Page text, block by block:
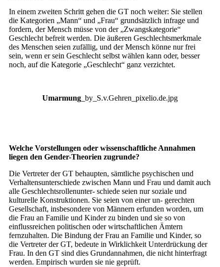
In einem zweiten Schritt gehen die GT noch weiter: Sie stellen
die Kategorien „Mann“ und „Frau“ grundsätzlich infrage und
fordern, der Mensch müsse von der „Zwangskategorie“
Geschlecht befreit werden. Die äußeren Geschlechtsmerkmale
des Menschen seien zufällig, und der Mensch könne nur frei
sein, wenn er sein Geschlecht selbst wählen kann oder, besser
noch, auf die Kategorie „Geschlecht“ ganz verzichtet.
Umarmung _by_S.v.Gehren_pixelio.de.jpg
Welche Vorstellungen oder wissenschaftliche Annahmen
liegen den Gender-Theorien zugrunde?
Die Vertreter der GT behaupten, sämtliche psychischen und
Verhaltensunterschiede zwischen Mann und Frau und damit auch
alle Geschlechtsrollenunter- schiede seien nur soziale und
kulturelle Konstruktionen. Sie seien von einer un- gerechten
Gesellschaft, insbesondere von Männern erfunden worden, um
die Frau an Familie und Kinder zu binden und sie so von
einflussreichen politischen oder wirtschaftlichen Ämtern
fernzuhalten. Die Bindung der Frau an Familie und Kinder, so
die Vertreter der GT, bedeute in Wirklichkeit Unterdrückung der
Frau. In den GT sind dies Grundannahmen, die nicht hinterfragt
werden. Empirisch wurden sie nie geprüft.